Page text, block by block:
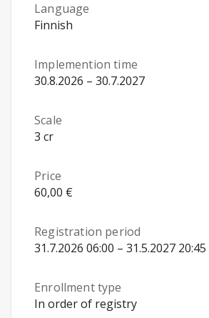
Language
Finnish
Implemention time
30.8.2026 – 30.7.2027
Scale
3 cr
Price
60,00 €
Registration period
31.7.2026 06:00 – 31.5.2027 20:45
Enrollment type
In order of registry